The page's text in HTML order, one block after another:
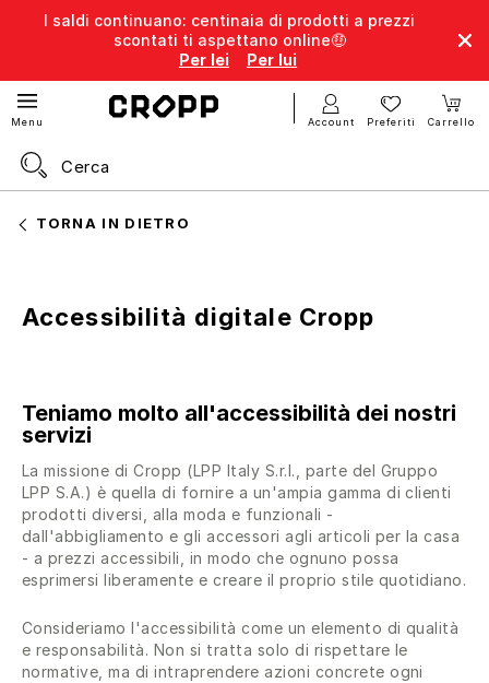
I saldi continuano: centinaia di prodotti a prezzi
scontati ti aspettano online🤑
Per lei
Per lui
Menu Account Preferiti Carrello
TORNA IN DIETRO
Accessibilità digitale Cropp
Teniamo molto all'accessibilità dei nostri
servizi
La missione di Cropp (LPP Italy S.r.l., parte del Gruppo
LPP S.A.) è quella di fornire a un'ampia gamma di clienti
prodotti diversi, alla moda e funzionali -
dall'abbigliamento e gli accessori agli articoli per la casa
- a prezzi accessibili, in modo che ognuno possa
esprimersi liberamente e creare il proprio stile quotidiano.
Consideriamo l'accessibilità come un elemento di qualità
e responsabilità. Non si tratta solo di rispettare le
normative, ma di intraprendere azioni concrete ogni